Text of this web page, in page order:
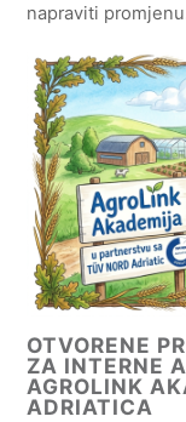
napraviti
OTVORENE
ZA INTERNE
AGROLINK
ADRIATICA